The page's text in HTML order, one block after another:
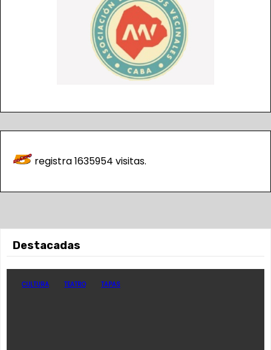
registra1635954 visitas.
Destacadas
CULTURA TEATRO TAPAS